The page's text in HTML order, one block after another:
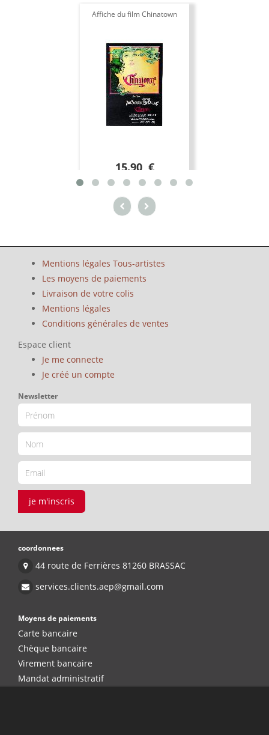
Affiche du film Chinatown
15.90 €
Mentions légales Tous-artistes
Les moyens de paiements
Livraison de votre colis
Mentions légales
Conditions générales de ventes
Espace client
Je me connecte
Je créé un compte
Newsletter
je m'inscris
coordonnees
44 route de Ferrières 81260 BRASSAC
services.clients.aep@gmail.com
Moyens de paiements
Carte bancaire
Chèque bancaire
Virement bancaire
Mandat administratif